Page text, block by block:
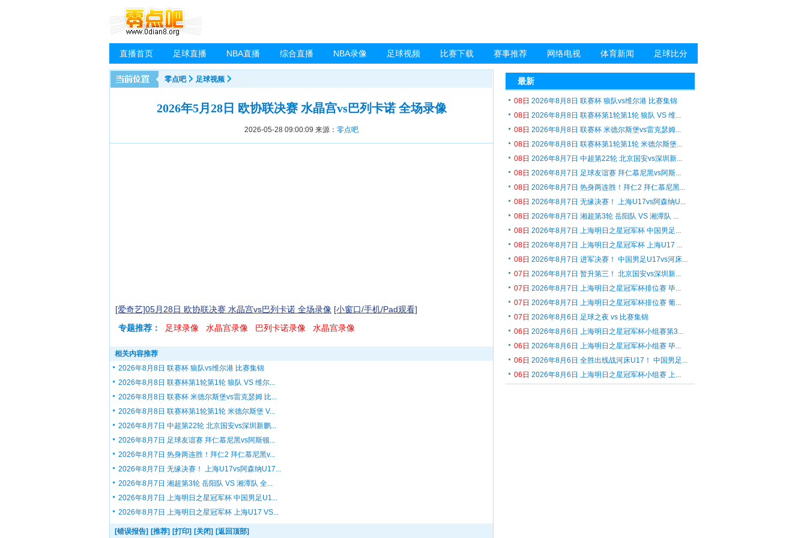
直播首页 足球直播 NBA直播 综合直播 NBA录像 足球视频 比赛下载 赛事推荐 网络电视 体育新闻 足球比分
零点吧 足球视频
2026年5月28日 欧协联决赛 水晶宫vs巴列卡诺 全场录像
2026-05-28 09:00:09 来源： 零点吧
[爱奇艺]05月28日 欧协联决赛 水晶宫vs巴列卡诺 全场录像 [小窗口/手机/Pad观看]
专题推荐：
足球录像 水晶宫录像 巴列卡诺录像 水晶宫录像
相关内容推荐
2026年8月8日 联赛杯 狼队vs维尔港 比赛集锦
2026年8月8日 联赛杯第1轮第1轮 狼队 VS 维尔...
2026年8月8日 联赛杯 米德尔斯堡vs雷克瑟姆 比...
2026年8月8日 联赛杯第1轮第1轮 米德尔斯堡 V...
2026年8月7日 中超第22轮 北京国安vs深圳新鹏...
2026年8月7日 足球友谊赛 拜仁慕尼黑vs阿斯顿...
2026年8月7日 热身两连胜！拜仁2 拜仁慕尼黑v...
2026年8月7日 无缘决赛！ 上海U17vs阿森纳U17...
2026年8月7日 湘超第3轮 岳阳队 VS 湘潭队 全...
2026年8月7日 上海明日之星冠军杯 中国男足U1...
2026年8月7日 上海明日之星冠军杯 上海U17 VS...
[错误报告] [推荐] [打印] [关闭] [返回顶部]
最新
08日 2026年8月8日 联赛杯 狼队vs维尔港 比赛集锦
08日 2026年8月8日 联赛杯第1轮第1轮 狼队 VS 维...
08日 2026年8月8日 联赛杯 米德尔斯堡vs雷克瑟姆...
08日 2026年8月8日 联赛杯第1轮第1轮 米德尔斯堡...
08日 2026年8月7日 中超第22轮 北京国安vs深圳新...
08日 2026年8月7日 足球友谊赛 拜仁慕尼黑vs阿斯...
08日 2026年8月7日 热身两连胜！拜仁2 拜仁慕尼黑...
08日 2026年8月7日 无缘决赛！ 上海U17vs阿森纳U...
08日 2026年8月7日 湘超第3轮 岳阳队 VS 湘潭队 ...
08日 2026年8月7日 上海明日之星冠军杯 中国男足...
08日 2026年8月7日 上海明日之星冠军杯 上海U17 ...
08日 2026年8月7日 进军决赛！ 中国男足U17vs河床...
07日 2026年8月7日 暂升第三！ 北京国安vs深圳新...
07日 2026年8月7日 上海明日之星冠军杯排位赛 毕...
07日 2026年8月7日 上海明日之星冠军杯排位赛 葡...
07日 2026年8月6日 足球之夜 vs 比赛集锦
06日 2026年8月6日 上海明日之星冠军杯小组赛第3...
06日 2026年8月6日 上海明日之星冠军杯小组赛 毕...
06日 2026年8月6日 全胜出线战河床U17！ 中国男足...
06日 2026年8月6日 上海明日之星冠军杯小组赛 上...